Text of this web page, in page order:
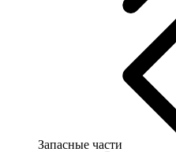
Запасные части